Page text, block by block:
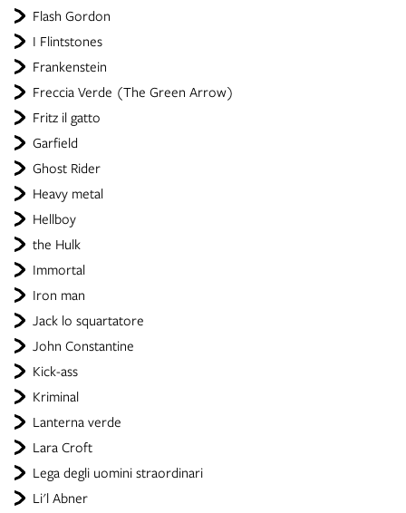
Flash Gordon
I Flintstones
Frankenstein
Freccia Verde (The Green Arrow)
Fritz il gatto
Garfield
Ghost Rider
Heavy metal
Hellboy
the Hulk
Immortal
Iron man
Jack lo squartatore
John Constantine
Kick-ass
Kriminal
Lanterna verde
Lara Croft
Lega degli uomini straordinari
Li'l Abner